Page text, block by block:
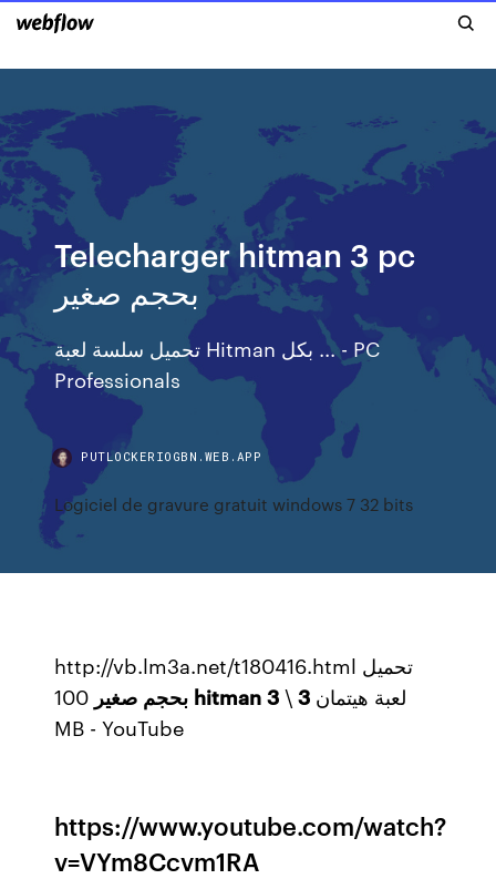
Telecharger hitman 3 pc
بحجم صغير
تحميل سلسة لعبة Hitman بكل ... - PC
Professionals
PUTLOCKERIOGBN.WEB.APP
Logiciel de gravure gratuit windows 7 32 bits
http://vb.lm3a.net/t180416.html ‫تحميل
لعبة هيتمان 3
\
hitman 3 بحجم صغير 100
MB‬‎ - YouTube
https://www.youtube.com/watch?
v=VYm8Ccvm1RA